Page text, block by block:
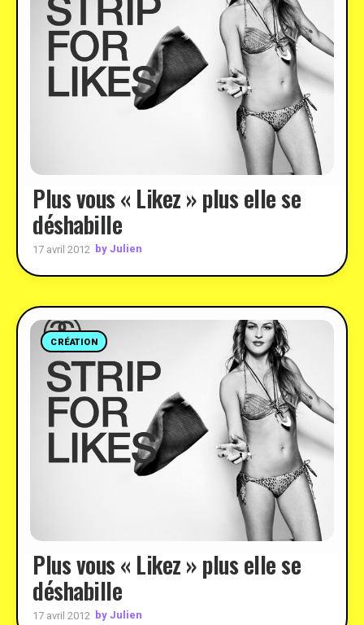
Plus vous « Likez » plus elle se
déshabille
17 avril 2012 by Julien
CRÉATION
Plus vous « Likez » plus elle se
déshabille
17 avril 2012 by Julien